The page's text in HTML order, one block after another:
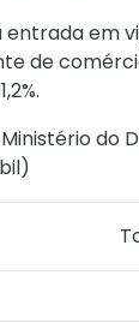
em
de
do
)